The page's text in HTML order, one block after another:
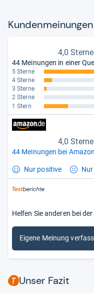
Kun­den­mei­nun­gen
4,0 Sterne
44 Meinungen in einer
5 Sterne
4 Sterne
3 Sterne
2 Sterne
1 Stern
4,0 Sterne
44 Meinungen bei
Nur positive
Helfen Sie anderen bei
Eigene Meinung
Unser Fazit